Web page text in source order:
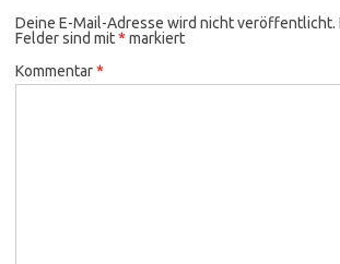
Deine E-Mail-Adresse wird nicht veröffentlicht.
Felder sind mit* markiert
Kommentar*